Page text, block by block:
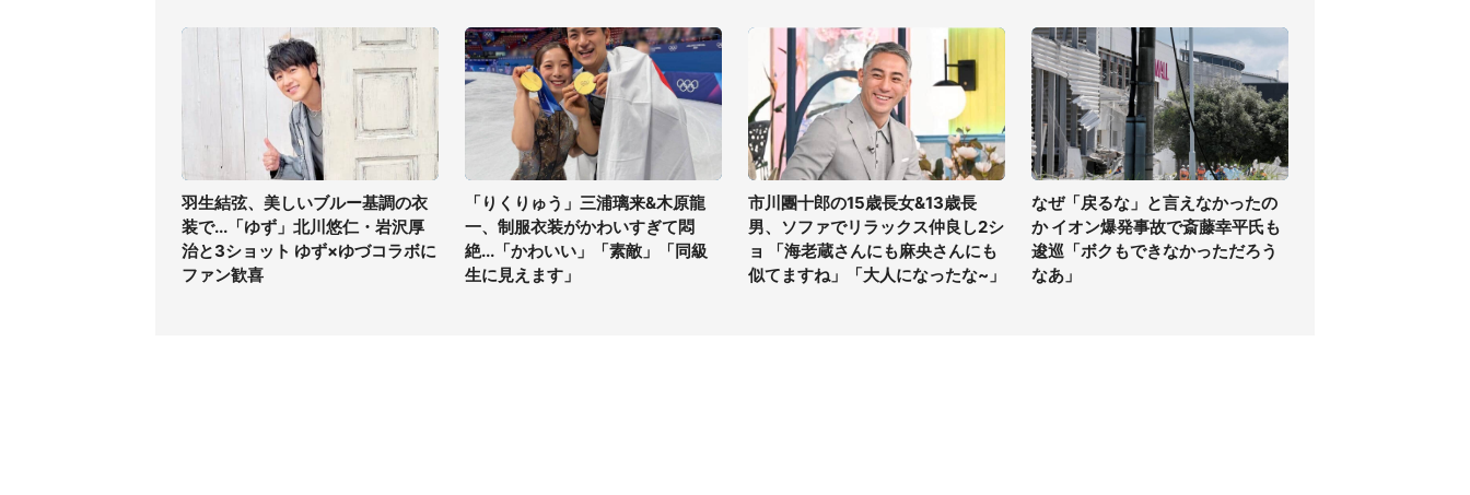
羽生結弦、美しいブルー基調の衣
装で...「ゆず」北川悠仁・岩沢厚
治と3ショット ゆず×ゆづコラボに
ファン歓喜
「りくりゅう」三浦璃来&木原龍
一、制服衣装がかわいすぎて悶
絶...「かわいい」「素敵」「同級
生に見えます」
市川團十郎の15歳長女&13歳長
男、ソファでリラックス仲良し2シ
ョ 「海老蔵さんにも麻央さんにも
似てますね」「大人になったな~」
なぜ「戻るな」と言えなかったの
か イオン爆発事故で斎藤幸平氏も
逡巡「ボクもできなかっただろう
なあ」